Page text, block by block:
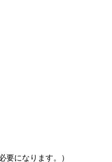
要になります。）